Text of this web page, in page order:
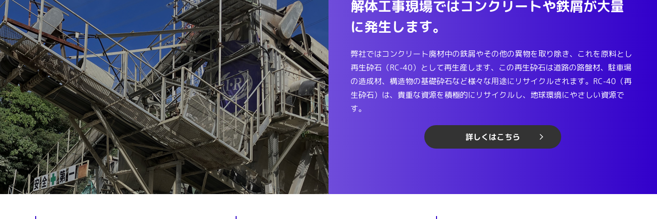
解体工事現場ではコンクリートや鉄屑が大量
に発生します。
弊社ではコンクリート廃材中の鉄屑やその他の異物を取り除き、これを原料とし
再生砕石（RC-40）として再生産します、この再生砕石は道路の路盤材、駐車場
の造成材、構造物の基礎砕石など様々な用途にリサイクルされます。RC-40（再
生砕石）は、貴重な資源を積極的にリサイクルし、地球環境にやさしい資源で
す。
詳しくはこちら